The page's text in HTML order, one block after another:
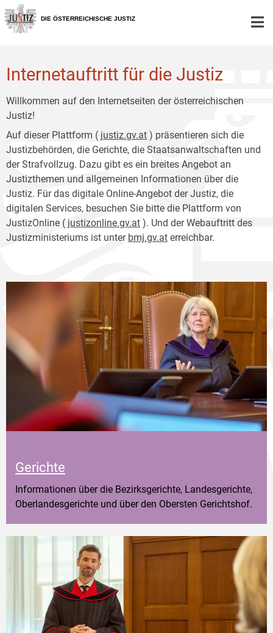
Zur
Hauptnavigation
[1]
Zum
Inhalt
[2]
DIE ÖSTERREICHISCHE JUSTIZ
Internetauftritt für die Justiz
Willkommen auf den Internetseiten der österreichischen
Justiz!
Auf dieser Plattform ( justiz.gv.at ) präsentieren sich die
Justizbehörden, die Gerichte, die Staatsanwaltschaften und
der Strafvollzug. Dazu gibt es ein breites Angebot an
Justizthemen und allgemeinen Informationen über die
Justiz. Für das digitale Online-Angebot der Justiz, die
digitalen Services, besuchen Sie bitte die Plattform von
JustizOnline ( justizonline.gv.at ). Und der Webauftritt des
Justizministeriums ist unter bmj.gv.at erreichbar.
Gerichte
Informationen über die Bezirksgerichte, Landesgerichte,
Oberlandesgerichte und über den Obersten Gerichtshof.